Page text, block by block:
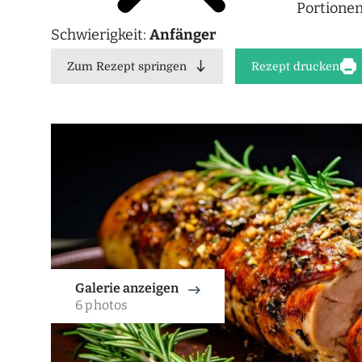
Schwierigkeit: Anfänger
Zum Rezept springen Rezept drucken
Galerie anzeigen
6 photos